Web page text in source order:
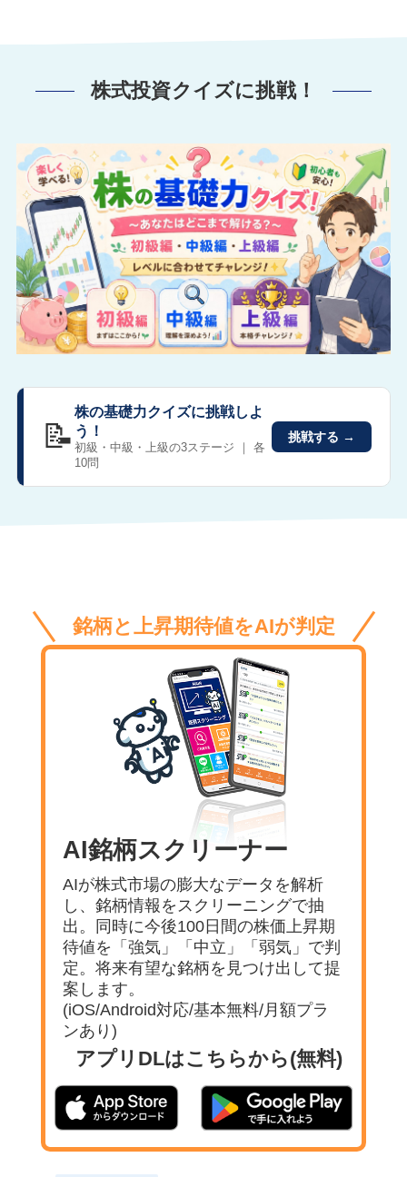
株式投資クイズに挑戦！
📝
株の基礎力クイズに挑戦しよ
う！
初級・中級・上級の3ステージ ｜ 各
10問
挑戦する →
銘柄と上昇期待値をAIが判定
AI銘柄スクリーナー
AIが株式市場の膨大なデータを解析
し、銘柄情報をスクリーニングで抽
出。同時に今後100日間の株価上昇期
待値を「強気」「中立」「弱気」で判
定。将来有望な銘柄を見つけ出して提
案します。
(iOS/Android対応/基本無料/月額プラ
ンあり)
アプリDLはこちらから(無料)